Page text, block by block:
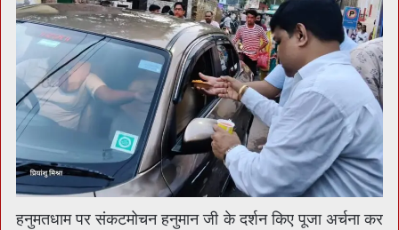
हनुमतधाम पर संकटमोचन हनुमान जी के दर्शन किए पूजा अर्चना कर